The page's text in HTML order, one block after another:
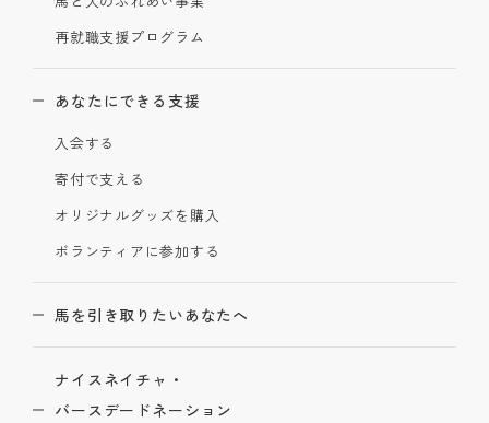
再就職支援プログラム
あなたにできる支援
入会する
寄付で支える
オリジナルグッズを購入
ボランティアに参加する
馬を引き取りたいあなたへ
ナイスネイチャ・
バースデードネーション